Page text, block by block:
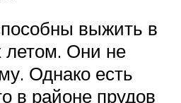
выжить в
Они не
Однако есть
в районе прудов